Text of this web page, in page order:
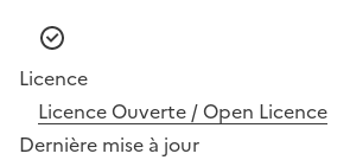
Licence
Licence Ouverte / Open Licence
Dernière mise à jour